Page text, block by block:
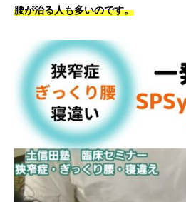
腰が治る人も多いのです。